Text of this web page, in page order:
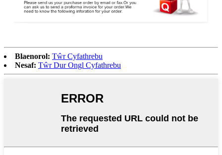
Blaenorol: Tŵr Cyfathrebu
Nesaf: Tŵr Dur Ongl Cyfathrebu